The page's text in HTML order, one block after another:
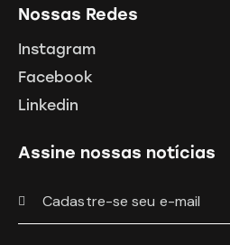
Nossas Redes
Instagram
Facebook
Linkedin
Assine nossas notícias